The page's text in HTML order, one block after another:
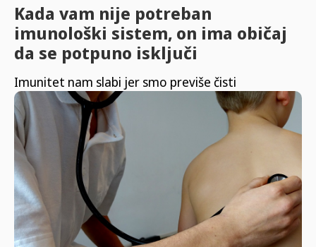
Kada vam nije potreban
imunološki sistem, on ima običaj
da se potpuno isključi
Imunitet nam slabi jer smo previše čisti